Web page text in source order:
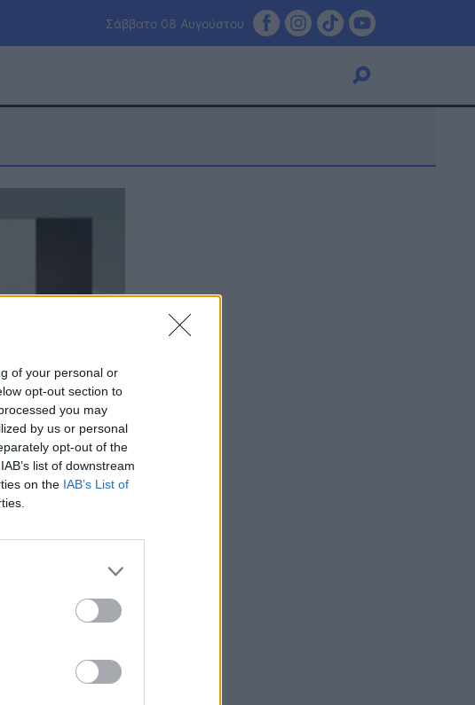
of your personal or
opt-out section to
you may
by us or personal
opt-out of the
list of downstream
on the IAB’s List of
Σάββατο 08 Αυγούστου